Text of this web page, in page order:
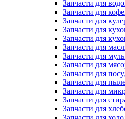
Запчасти для
Запчасти для
Запчасти для
Запчасти для
Запчасти для
Запчасти для
Запчасти для
Запчасти для
Запчасти для
Запчасти для
Запчасти для
Запчасти для
Запчасти для
Запчасти для